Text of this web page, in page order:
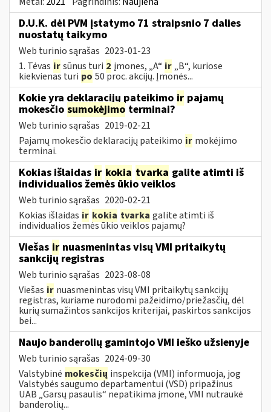
D.U.K. dėl PVM įstatymo 71 straipsnio 7 dalies
nuostatų taikymo
Web turinio sąrašas 2023-01-23
1. Tėvas irsūnus turi 2 įmones, „A“ ir„B“, kuriose
kiekvienas turi po 50 proc. akcijų. Įmonės...
Kokie yra deklaracijų pateikimo ir pajamų
mokesčio sumokėjimo terminai?
Web turinio sąrašas 2019-02-21
Pajamų mokesčio deklaracijų pateikimo ir mokėjimo
terminai.
Kokias išlaidas ir kokia tvarka galite atimti iš
individualios žemės ūkio veiklos
Web turinio sąrašas 2020-02-21
Kokias išlaidas ir kokia tvarka galite atimti iš
individualios žemės ūkio veiklos pajamų?
Viešas ir nuasmenintas visų VMI pritaikytų
sankcijų registras
Web turinio sąrašas 2023-08-08
Viešas ir nuasmenintas visų VMI pritaikytų sankcijų
registras, kuriame nurodomi pažeidimo/priežasčių, dėl
kurių sumažintos sankcijos kriterijai, paskirtos sankcijos
bei...
Naujo banderolių gamintojo VMI ieško užsienyje
Web turinio sąrašas 2024-09-30
Valstybinė mokesčių inspekcija (VMI) informuoja, jog
Valstybės saugumo departamentui (VSD) pripažinus
UAB „Garsų pasaulis“ nepatikima įmone, VMI nutraukė
banderolių...